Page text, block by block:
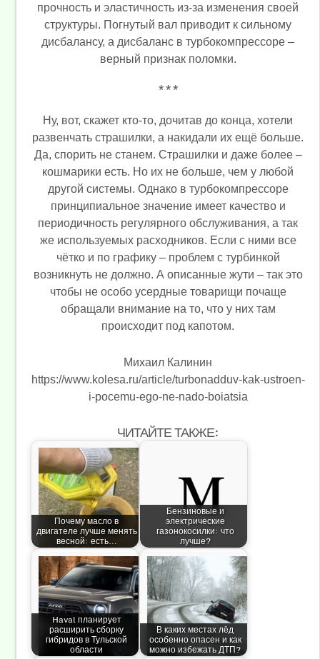
прочность и эластичность из-за изменения своей
структуры. Погнутый вал приводит к сильному
дисбалансу, а дисбаланс в турбокомпрессоре –
верный признак поломки.
* * *
Ну, вот, скажет кто-то, дочитав до конца, хотели
развенчать страшилки, а накидали их ещё больше.
Да, спорить не станем. Страшилки и даже более –
кошмарики есть. Но их не больше, чем у любой
другой системы. Однако в турбокомпрессоре
принципиальное значение имеет качество и
периодичность регулярного обслуживания, а так
же используемых расходников. Если с ними все
чётко и по графику – проблем с турбинкой
возникнуть не должно. А описанные жути – так это
чтобы не особо усердные товарищи почаще
обращали внимание на то, что у них там
происходит под капотом.
Михаил Калинин
https://www.kolesa.ru/article/turbonadduv-kak-ustroen-
i-pocemu-ego-ne-nado-boiatsia
ЧИТАЙТЕ ТАКЖЕ:
Почему масло в
двигателе лучше менять
весной: есть…
Бензиновые и
электрические
газонокосилки: что
лучше?
Haval планирует
расширить сборку
гибридов в Тульской
области
В каких местах лёд
особенно опасен и как
можно избежать ДТП?